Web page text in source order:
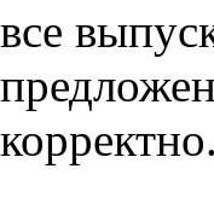
все
корректно.